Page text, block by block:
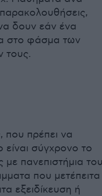
δουν εάν ένα
στο φάσμα των
τους.
που πρέπει να
είναι σύγχρονο το
πανεπιστήμια
που μετέπειτα
εξειδίκευση ή